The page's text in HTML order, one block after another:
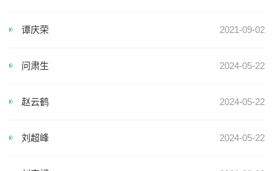
谭庆荣 2021-09-02
问肃生 2024-05-22
赵云鹤 2024-05-22
刘超峰 2024-05-22